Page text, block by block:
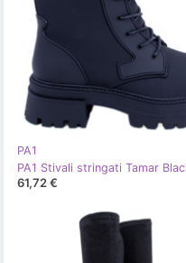
PA1
PA1 Stivali stringati Tamar
61,72 €